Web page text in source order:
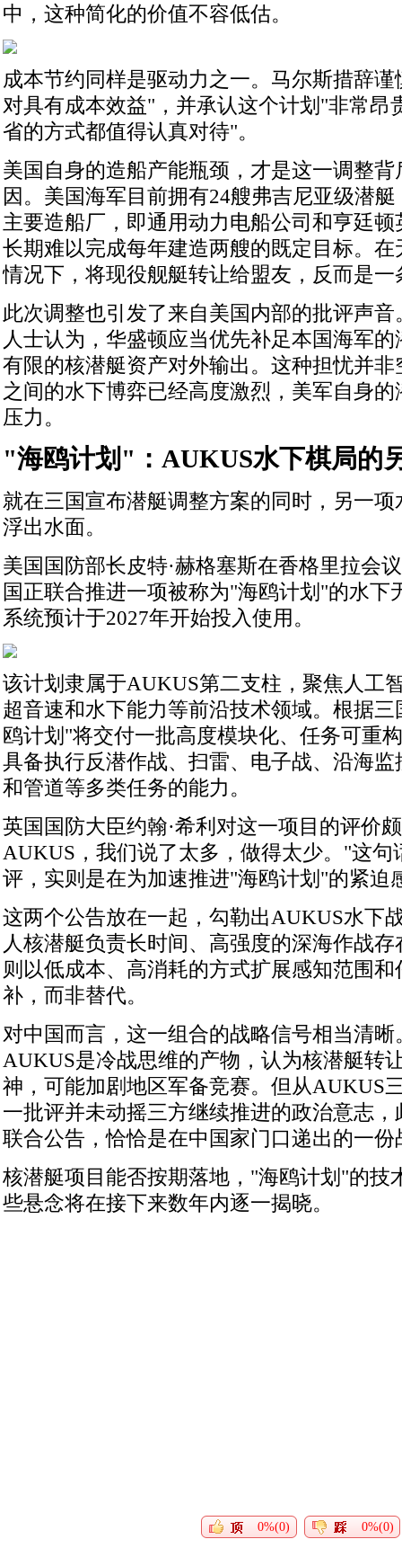
中，这种简化的价值不容低估。
成本节约同样是驱动力之一。马尔斯措辞
对具有成本效益"，并承认这个计划"非常昂
省的方式都值得认真对待"。
美国自身的造船产能瓶颈，才是这一调整
因。美国海军目前拥有24艘弗吉尼亚级潜
主要造船厂，即通用动力电船公司和亨廷
长期难以完成每年建造两艘的既定目标。
情况下，将现役舰艇转让给盟友，反而是
此次调整也引发了来自美国内部的批评声
人士认为，华盛顿应当优先补足本国海军
有限的核潜艇资产对外输出。这种担忧并
之间的水下博弈已经高度激烈，美军自身
压力。
"海鸥计划"：AUKUS水下棋局的
就在三国宣布潜艇调整方案的同时，另一
浮出水面。
美国国防部长皮特·赫格塞斯在香格里拉会
国正联合推进一项被称为"海鸥计划"的水下
系统预计于2027年开始投入使用。
该计划隶属于AUKUS第二支柱，聚焦人工
超音速和水下能力等前沿技术领域。根据
鸥计划"将交付一批高度模块化、任务可重
具备执行反潜作战、扫雷、电子战、沿海
和管道等多类任务的能力。
英国国防大臣约翰·希利对这一项目的评价
AUKUS，我们说了太多，做得太少。"这句
评，实则是在为加速推进"海鸥计划"的紧迫
这两个公告放在一起，勾勒出AUKUS水下
人核潜艇负责长时间、高强度的深海作战
则以低成本、高消耗的方式扩展感知范围
补，而非替代。
对中国而言，这一组合的战略信号相当清
AUKUS是冷战思维的产物，认为核潜艇转
神，可能加剧地区军备竞赛。但从AUKUS
一批评并未动摇三方继续推进的政治意志
联合公告，恰恰是在中国家门口递出的一份
核潜艇项目能否按期落地，"海鸥计划"的技
些悬念将在接下来数年内逐一揭晓。
0%(0) 0%(0)